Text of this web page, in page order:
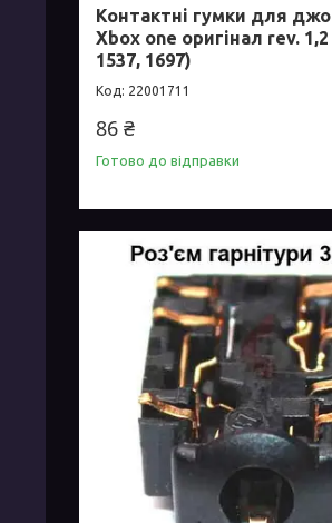
Контактні гумки для
Xbox one оригінал rev.
1537, 1697)
22001711
86 ₴
Готово до відправки